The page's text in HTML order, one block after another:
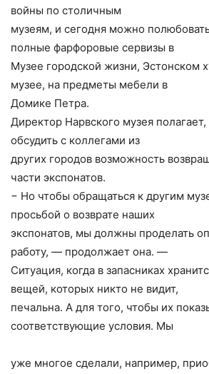
войны по столичным
музеям, и сегодня можно
полные фарфоровые сервизы в
Музее городской жизни, Эстонском
музее, на предметы мебели в
Домике Петра.
Директор Нарвского музея
обсудить с коллегами из
других городов возможность
части экспонатов.
− Но чтобы обращаться к другим
просьбой о возврате наших
экспонатов, мы должны проделать
работу, — продолжает она. —
Ситуация, когда в запасниках
вещей, которых никто не видит,
печальна. А для того, чтобы их
соответствующие условия. Мы
уже многое сделали, например,